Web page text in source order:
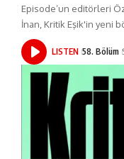
Episode’un editörleri
İnan, Kritik Eşik'in yeni
LISTEN 58. Bölüm